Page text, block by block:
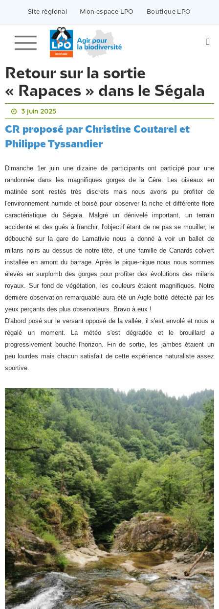
contenu
Site régional Mon espace LPO Boutique LPO
Retour sur la sortie
« Rapaces » dans le Ségala
3 juin 2025
CR proposé par Christine Coutarel et
Philippe Tyssandier
Dimanche 1er juin une dizaine de participants ont participé pour une
randonnée dans les magnifiques gorges de la Cère. Les oiseaux en
matinée sont restés très discrets mais nous avons pu profiter de
l'environnement humide et boisé pour observer la riche et différente flore
caractéristique du Ségala. Malgré un dénivelé important, un terrain
accidenté et des gués à franchir, l'objectif étant de ne pas se mouiller, le
débouché sur la gare de Lamativie nous a donné à voir un ballet de
milans noirs au dessus de notre tête, et une famille de Canards colvert
installée en amont du barrage. Après le pique-nique nous nous sommes
élevés en surplomb des gorges pour profiter des évolutions des milans
royaux. Sur fond de végétation, les couleurs étaient magnifiques. Notre
dernière observation remarquable aura été un Aigle botté détecté par les
yeux perçants des plus observateurs. Bravo à eux !
D'abord posé sur le versant opposé de la vallée, il s'est envolé et nous a
régalé un moment. La météo s'est dégradée et le brouillard a
progressivement bouché l'horizon. Fin de sortie, les jambes étaient un
peu lourdes mais chacun satisfait de cette expérience naturaliste assez
sportive.